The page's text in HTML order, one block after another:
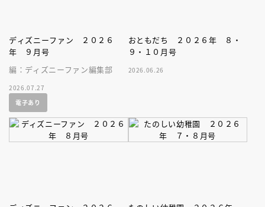
ディズニーファン ２０２６
年 ９月号
編：ディズニーファン編集部
2026.07.27
電子あり
おともだち ２０２６年 ８・
９・１０月号
2026.06.26